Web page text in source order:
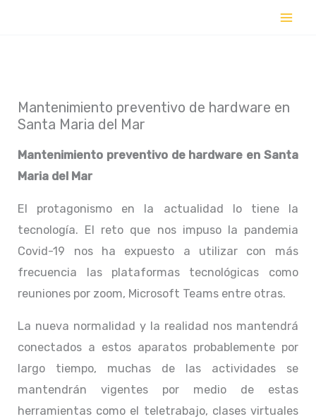
Mantenimiento preventivo de hardware en
Santa Maria del Mar
Mantenimiento preventivo de hardware en Santa
Maria del Mar
El protagonismo en la actualidad lo tiene la
tecnología. El reto que nos impuso la pandemia
Covid-19 nos ha expuesto a utilizar con más
frecuencia las plataformas tecnológicas como
reuniones por zoom, Microsoft Teams entre otras.
La nueva normalidad y la realidad nos mantendrá
conectados a estos aparatos probablemente por
largo tiempo, muchas de las actividades se
mantendrán vigentes por medio de estas
herramientas como el teletrabajo, clases virtuales